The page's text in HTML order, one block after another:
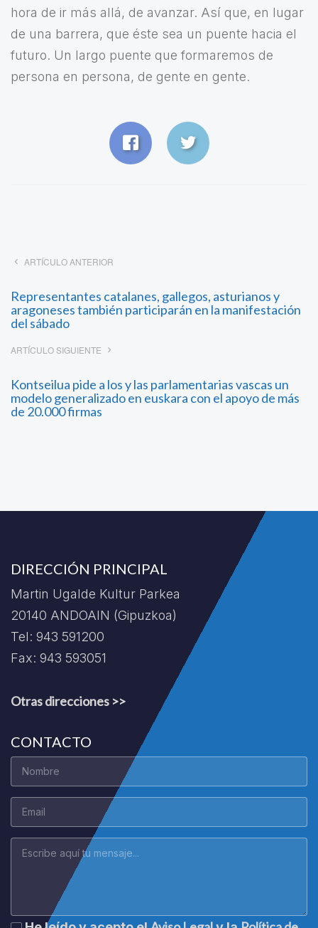
hora de ir más allá, de avanzar. Así que, en lugar
de una barrera, que éste sea un puente hacia el
futuro. Un largo puente que formaremos de
persona en persona, de gente en gente.
ARTÍCULO ANTERIOR
Representantes catalanes, gallegos, asturianos y
aragoneses también participarán en la manifestación
del sábado
ARTÍCULO SIGUIENTE
Kontseilua pide a los y las parlamentarias vascas un
modelo generalizado en euskara con el apoyo de más
de 20.000 firmas
DIRECCIÓN PRINCIPAL
Martin Ugalde Kultur Parkea
20140 ANDOAIN (Gipuzkoa)
Tel: 943 591200
Fax: 943 593051
Otras direcciones >>
CONTACTO